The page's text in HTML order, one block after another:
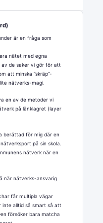
är en fråga som
nätet med egna
de saker vi gör för att
att minska ”skräp”-
nätverks-magi.
en av de metoder vi
på länklagret (layer
berättad för mig där en
på sin skola.
nätverk när en
när nätverks-ansvarig
får multipla vägar
inte alltid så smart så att
försöker bara matcha